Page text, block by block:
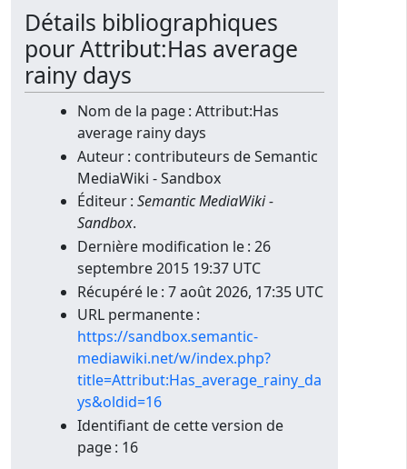
Détails bibliographiques
pour Attribut:Has average
rainy days
Nom de la page : Attribut:Has
average rainy days
Auteur : contributeurs de Semantic
MediaWiki - Sandbox
Éditeur : Semantic MediaWiki -
Sandbox.
Dernière modification le : 26
septembre 2015 19:37 UTC
Récupéré le : 7 août 2026, 17:35 UTC
URL permanente :
https://sandbox.semantic-
mediawiki.net/w/index.php?
title=Attribut:Has_average_rainy_da
ys&oldid=16
Identifiant de cette version de
page : 16